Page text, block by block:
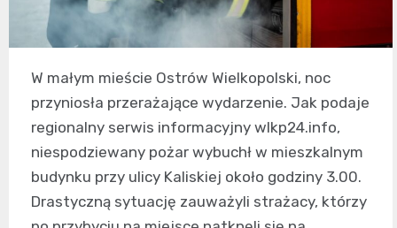
W małym mieście Ostrów Wielkopolski, noc
przyniosła przerażające wydarzenie. Jak podaje
regionalny serwis informacyjny wlkp24.info,
niespodziewany pożar wybuchł w mieszkalnym
budynku przy ulicy Kaliskiej około godziny 3.00.
Drastyczną sytuację zauważyli strażacy, którzy